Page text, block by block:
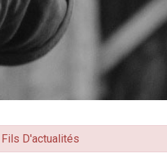
Fils D'actualités